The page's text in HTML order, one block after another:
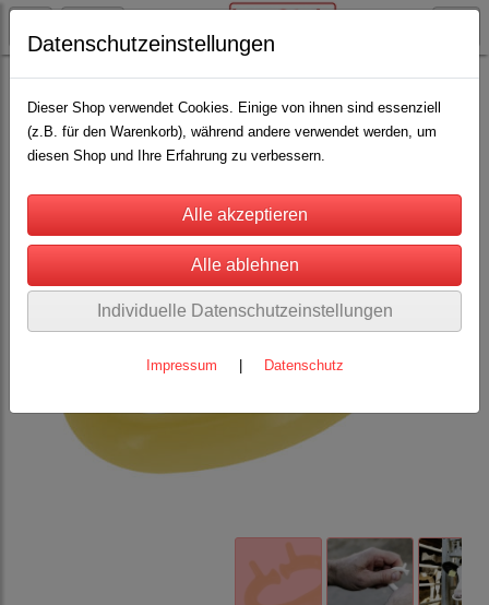
Rinderhaltung Saugentwöhner / Magnete(13)
Datenschutzeinstellungen
Dieser Shop verwendet Cookies. Einige von ihnen sind essenziell
(z.B. für den Warenkorb), während andere verwendet werden, um
diesen Shop und Ihre Erfahrung zu verbessern.
Individuelle Datenschutzeinstellungen
Impressum Datenschutz